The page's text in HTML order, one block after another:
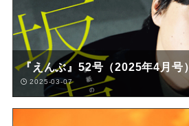
『えんぶ』52号（2025年4月号
2025-03-07